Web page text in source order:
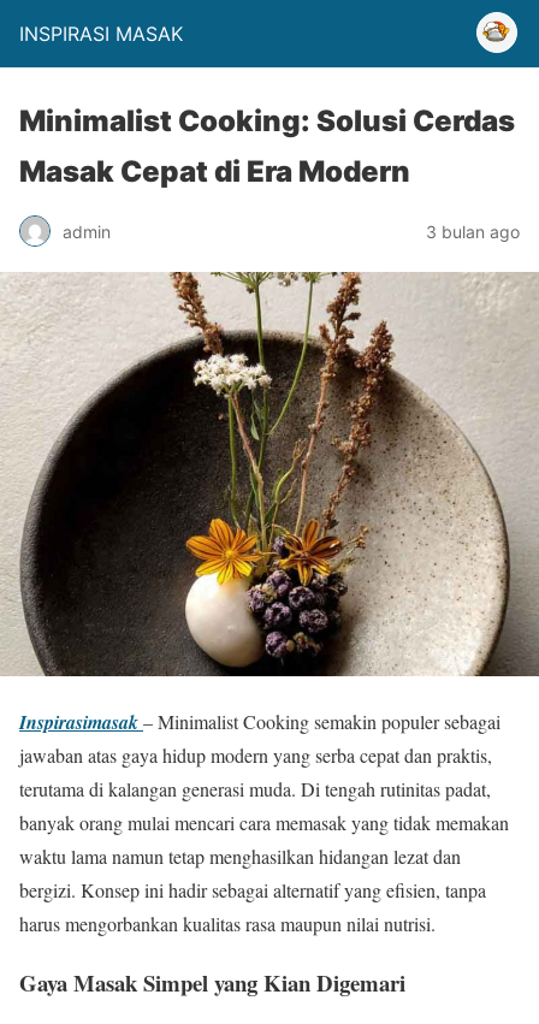
INSPIRASI MASAK
Minimalist Cooking: Solusi Cerdas
Masak Cepat di Era Modern
admin 3 bulan ago
Inspirasimasak– Minimalist Cooking semakin populer sebagai
jawaban atas gaya hidup modern yang serba cepat dan praktis,
terutama di kalangan generasi muda. Di tengah rutinitas padat,
banyak orang mulai mencari cara memasak yang tidak memakan
waktu lama namun tetap menghasilkan hidangan lezat dan
bergizi. Konsep ini hadir sebagai alternatif yang efisien, tanpa
harus mengorbankan kualitas rasa maupun nilai nutrisi.
Gaya Masak Simpel yang Kian Digemari